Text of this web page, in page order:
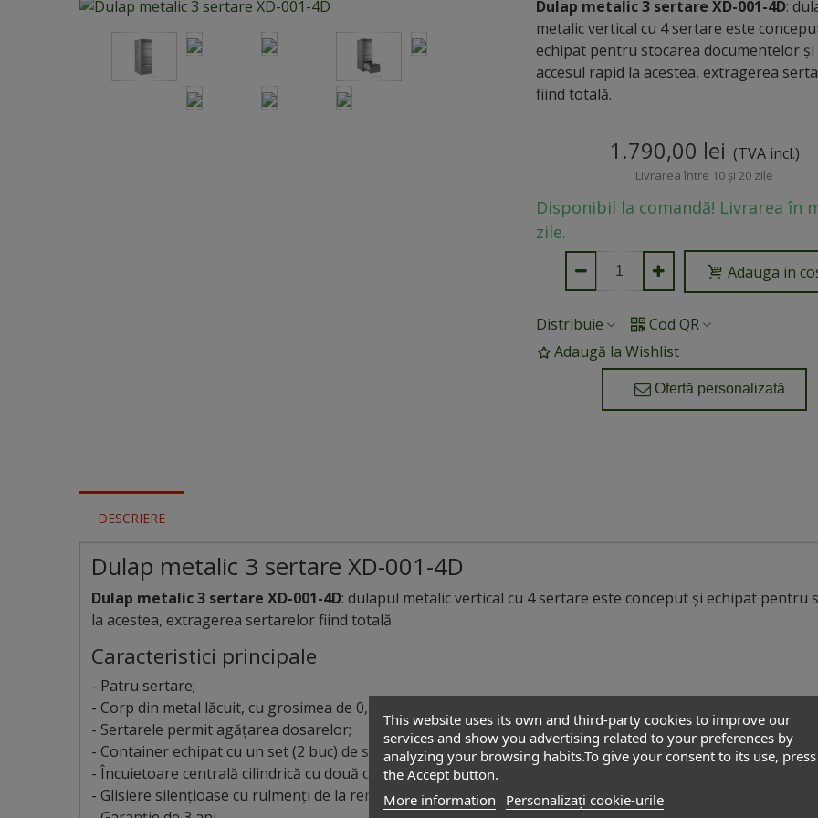
Dulap metalic 3 sertare XD-001-4D:
metalic vertical cu 4 sertare este
echipat pentru stocarea documentelor
accesul rapid la acestea, extragerea
fiind totală.
1.790,00 lei (TVA incl.)
Livrarea între 10 și 20 zile
Disponibil la comandă! Livrarea în
zile.
Adauga in
Distribuie
Cod QR
Adaugă la Wishlist
Ofertă personalizată
DESCRIERE
Dulap metalic 3 sertare XD-001-4D
Dulap metalic 3 sertare XD-001-4D: dulapul metalic vertical cu 4 sertare este conceput și echipat
la acestea, extragerea sertarelor fiind totală.
Caracteristici principale
- Patru sertare;
- Corp din metal lăcuit, cu grosimea de 0,5 mm;
- Sertarele permit agățarea dosarelor;
- Container echipat cu un set (2 buc) de suporturi pentru dosare;
- Încuietoare centrală cilindrică cu două chei „pliante” incluse;
- Glisiere silențioase cu rulmenți de la renumita companie REPON, care permit extragerea completă a
This website uses its own and third-party cookies to improve our
services and show you advertising related to your preferences by
analyzing your browsing habits.To give your consent to its use, press
the Accept button.
More information
Personalizați cookie-urile